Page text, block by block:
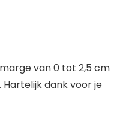
van 0 tot 2,5 cm
dank voor je